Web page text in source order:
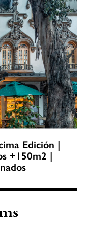
Edición |
+150m2 |